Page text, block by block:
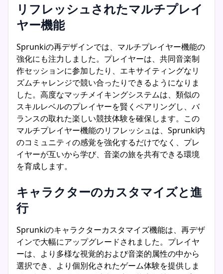
リフレッシュされたマルチプレイ
ヤー機能
Sprunkiの再デザインでは、マルチプレイヤー機能の
強化にも注力しました。プレイヤーは、共同音楽制
作セッションに参加したり、エキサイティングなリ
ズムチャレンジで競い合ったりできるようになりま
した。高度なマッチメイキングシステムは、類似の
スキルレベルのプレイヤーを賢くペアリングし、バ
ランスの取れた楽しい競技体験を確保します。この
マルチプレイヤー機能のリフレッシュは、Sprunki内
のコミュニティの感覚を強化するだけでなく、プレ
イヤーが互いから学び、音楽の旅を共有できる環境
を育成します。
キャラクターのカスタマイズと進
行
Sprunkiのキャラクターカスタマイズ機能は、再デザ
インで大幅にアップグレードされました。プレイヤ
ーは、より多様な視覚的および音楽的属性の中から
選択でき、より個別化されたゲーム体験を提供しま